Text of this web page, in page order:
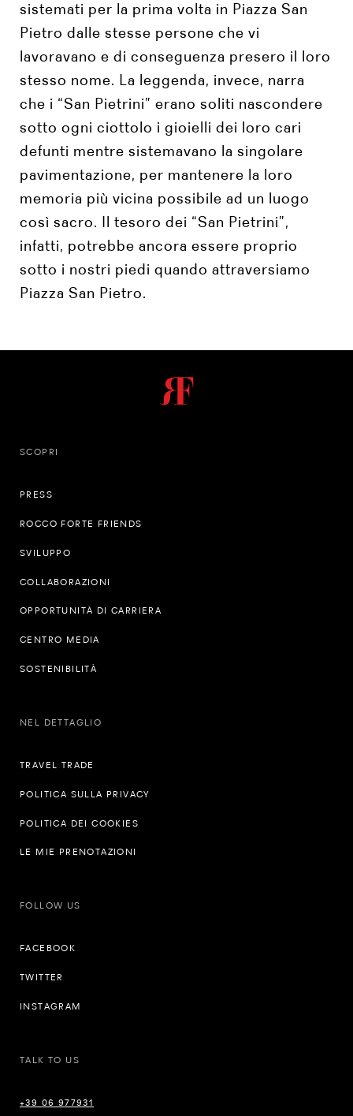
sistemati per la prima volta in Piazza San
Pietro dalle stesse persone che vi
lavoravano e di conseguenza presero il loro
stesso nome. La leggenda, invece, narra
che i “San Pietrini” erano soliti nascondere
sotto ogni ciottolo i gioielli dei loro cari
defunti mentre sistemavano la singolare
pavimentazione, per mantenere la loro
memoria più vicina possibile ad un luogo
così sacro. Il tesoro dei “San Pietrini”,
infatti, potrebbe ancora essere proprio
sotto i nostri piedi quando attraversiamo
Piazza San Pietro.
SCOPRI
PRESS
ROCCO FORTE FRIENDS
SVILUPPO
COLLABORAZIONI
OPPORTUNITÀ DI CARRIERA
CENTRO MEDIA
SOSTENIBILITÀ
NEL DETTAGLIO
TRAVEL TRADE
POLITICA SULLA PRIVACY
POLITICA DEI COOKIES
LE MIE PRENOTAZIONI
FOLLOW US
FACEBOOK
TWITTER
INSTAGRAM
TALK TO US
+39 06 977931